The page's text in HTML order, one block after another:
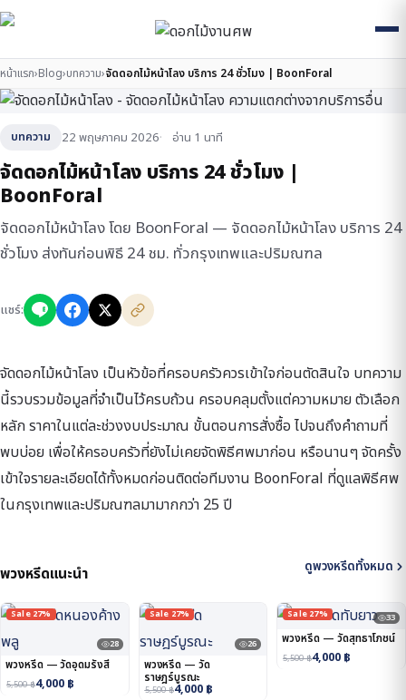
หน้าแรก›Blog›บทความ›จัดดอกไม้หน้าโลง บริการ 24 ชั่วโมง | BoonForal
บทความ 22 พฤษภาคม 2026 อ่าน 1 นาที
จัดดอกไม้หน้าโลง บริการ 24 ชั่วโมง |
BoonForal
จัดดอกไม้หน้าโลง โดย BoonForal — จัดดอกไม้หน้าโลง บริการ 24
ชั่วโมง ส่งทันก่อนพิธี 24 ชม. ทั่วกรุงเทพและปริมณฑล
แชร์:
จัดดอกไม้หน้าโลง เป็นหัวข้อที่ครอบครัวควรเข้าใจก่อนตัดสินใจ บทความ
นี้รวบรวมข้อมูลที่จำเป็นไว้ครบถ้วน ครอบคลุมตั้งแต่ความหมาย ตัวเลือก
หลัก ราคาในแต่ละช่วงงบประมาณ ขั้นตอนการสั่งซื้อ ไปจนถึงคำถามที่
พบบ่อย เพื่อให้ครอบครัวที่ยังไม่เคยจัดพิธีศพมาก่อน หรือนานๆ จัดครั้ง
เข้าใจรายละเอียดได้ทั้งหมดก่อนติดต่อทีมงาน BoonForal ที่ดูแลพิธีศพ
ในกรุงเทพและปริมณฑลมามากกว่า 25 ปี
พวงหรีดแนะนำ ดูพวงหรีดทั้งหมด
Sale 27%
28
พวงหรีด — วัดอุดมรังสี
5,500฿4,000 ฿
Sale 27%
26
พวงหรีด — วัด
ราษฎร์บูรณะ
5,500฿4,000 ฿
Sale 27% 33
พวงหรีด — วัดสุทธาโภชน์
5,500฿4,000 ฿